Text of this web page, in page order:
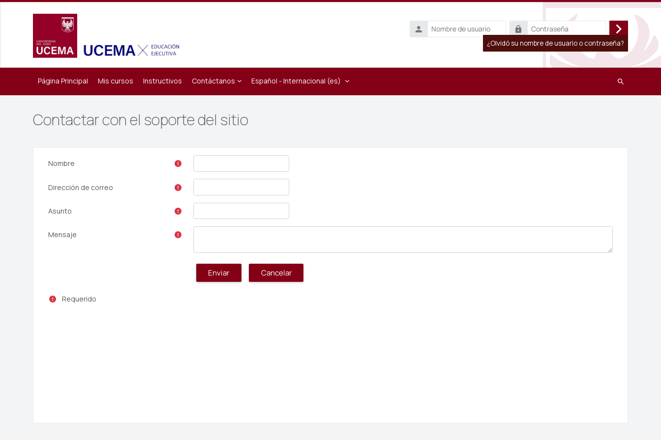
Salta al contenido principal
Nombre
de
Contraseña
Acceder
¿Olvidó su nombre de usuario o contraseña?
Página Principal Mis cursos Instructivos Contáctanos Español - Internacional ‎(es)‎
Buscar
Contactar con el soporte del sitio
Nombre
Dirección de correo
Asunto
Mensaje
Requerido